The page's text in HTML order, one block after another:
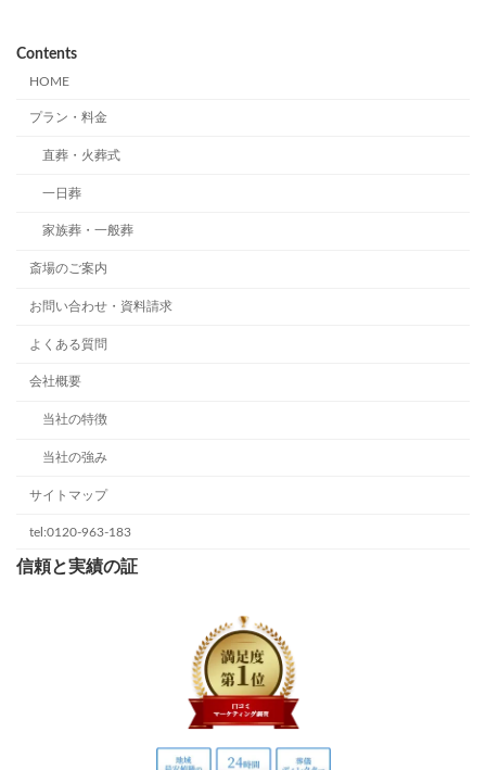
Contents
HOME
プラン・料金
直葬・火葬式
一日葬
家族葬・一般葬
斎場のご案内
お問い合わせ・資料請求
よくある質問
会社概要
当社の特徴
当社の強み
サイトマップ
tel:0120-963-183
信頼と実績の証